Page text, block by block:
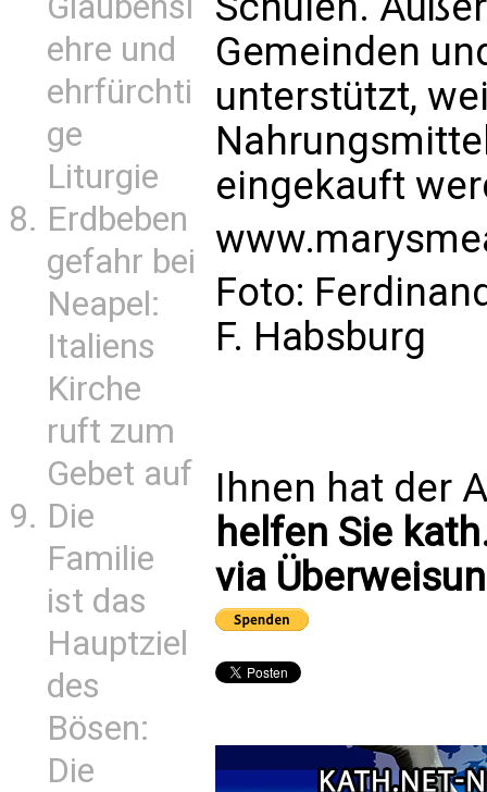
ehre und
ehrfürchti
ge
Liturgie
Erdbeben
gefahr bei
Neapel:
Italiens
Kirche
ruft zum
Gebet auf
Die
Familie
ist das
Hauptziel
des
Bösen:
Die
Gemeinden
unterstützt,
eingekauft
Foto:
F. Habsburg
Ihnen hat der
helfen Sie
via